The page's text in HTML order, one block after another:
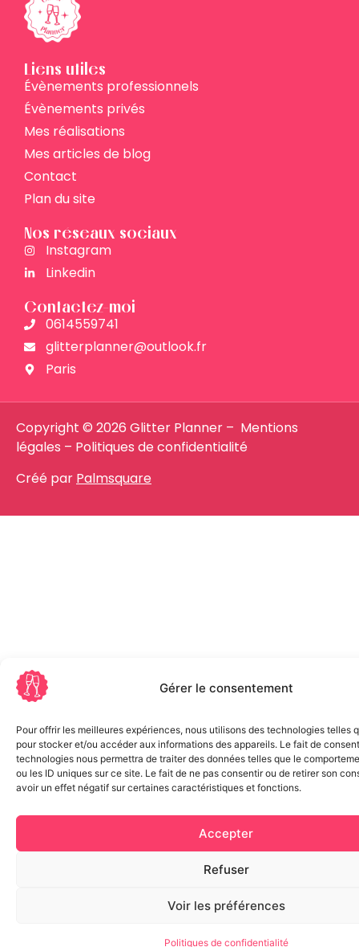
Gérer le consentement
Pour offrir les meilleures expériences, nous utilisons des technologies telles
pour stocker et/ou accéder aux informations des appareils. Le fait de
technologies nous permettra de traiter des données telles que le
ou les ID uniques sur ce site. Le fait de ne pas consentir ou de retirer son
avoir un effet négatif sur certaines caractéristiques et fonctions.
Accepter
Refuser
Voir les préférences
Politiques de confidentialité
Liens utiles
Évènements professionnels
Évènements privés
Mes réalisations
Mes articles de blog
Contact
Plan du site
Nos réseaux sociaux
Instagram
Linkedin
Contactez-moi
0614559741
glitterplanner@outlook.fr
Paris
Copyright © 2026 Glitter Planner – Mentions
légales – Politiques de confidentialité
Créé par Palmsquare